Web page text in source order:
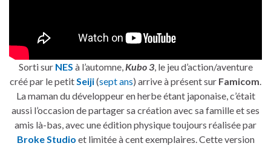
Sorti sur NES à l’automne,Kubo 3, le jeu d’action/aventure
créé par le petitSeiji(sept ans) arrive à présent sur Famicom.
La maman du développeur en herbe étant japonaise, c’était
aussi l’occasion de partager sa création avec sa famille et ses
amis là-bas, avec une édition physique toujours réalisée par
Broke Studio et limitée à cent exemplaires. Cette version